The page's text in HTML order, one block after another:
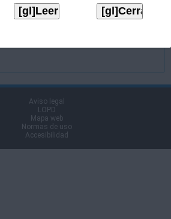
Aviso legal
LOPD
Mapa web
Normas de uso
Accesibilidad